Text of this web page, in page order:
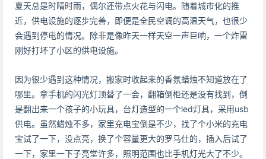
夏天总是时晴时雨，偶尔还带点火花与闪电。随着城市化的推
近，供电设施的逐步完善，即便是全民空调的高温天气，也很少
会遇到停电的情况。除非是像昨天一样天空一声巨响，一个炸雷
刚好打坏了小区的供电设施。
因为很少遇到这种情况，搬家时收起来的香氛蜡烛不知道放在了
哪里。拿手机的闪光灯顶替了一会，翻箱倒柜还是没有找到，倒
是翻出来一个孩子的小玩具，台灯造型的一个led灯具，采用usb
供电。虽然蜡烛不多，家里充电宝倒是不少，找了个小米的充电
宝试了一下，没点亮，换了个容量更大的罗马仕的，插入后试了
一下，家里一下子亮堂许多，照明范围也比手机灯光大了不少。